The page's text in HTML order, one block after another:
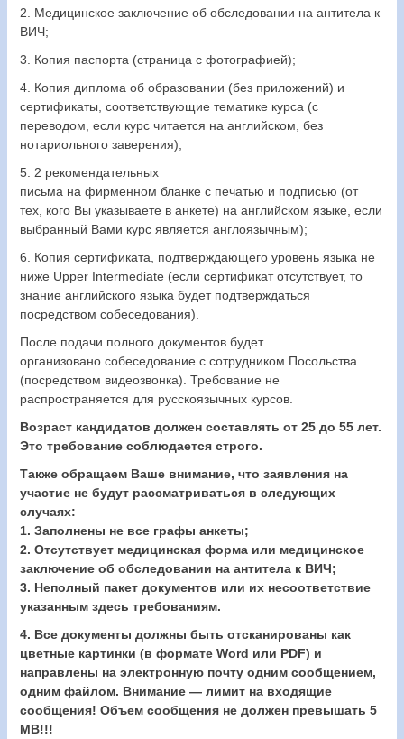
2. Медицинское заключение об обследовании на антитела к
ВИЧ;
3. Копия паспорта (страница с фотографией);
4. Копия диплома об образовании (без приложений) и
сертификаты, соответствующие тематике курса (с
переводом, если курс читается на английском, без
нотариольного заверения);
5. 2 рекомендательных
письма на фирменном бланке с печатью и подписью (от
тех, кого Вы указываете в анкете) на английском языке, если
выбранный Вами курс является англоязычным);
6. Копия сертификата, подтверждающего уровень языка не
ниже Upper Intermediate (если сертификат отсутствует, то
знание английского языка будет подтверждаться
посредством собеседования).
После подачи полного документов будет
организовано собеседование с сотрудником Посольства
(посредством видеозвонка). Требование не
распространяется для русскоязычных курсов.
Возраст кандидатов должен составлять от 25 до 55 лет.
Это требование соблюдается строго.
Также обращаем Ваше внимание, что заявления на
участие не будут рассматриваться в следующих
случаях:
1. Заполнены не все графы анкеты;
2. Отсутствует медицинская форма или медицинское
заключение об обследовании на антитела к ВИЧ;
3. Неполный пакет документов или их несоответствие
указанным здесь требованиям.
4. Все документы должны быть отсканированы как
цветные картинки (в формате Word или PDF) и
направлены на электронную почту одним сообщением,
одним файлом. Внимание — лимит на входящие
сообщения! Объем сообщения не должен превышать 5
MB!!!